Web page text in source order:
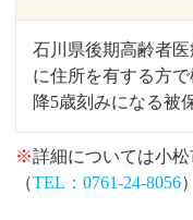
※詳細については小
（TEL：0761-24-8056）
石川県後期高齢者
に住所を有する方で
降5歳刻みになる被